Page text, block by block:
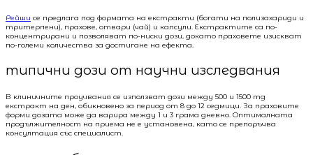
Рейши се предлага под формата на екстракти (богати на полизахариди и
тритерпени), прахове, отвари (чай) и капсули. Екстрактите са по-
концентрирани и позволяват по-ниски дози, докато праховете изискват
по-големи количества за достигане на ефекта.
типични дози от научни изследвания
В клиничните проучвания се използват дози между 500 и 1500 mg
екстракт на ден, обикновено за период от 8 до 12 седмици. За праховите
форми дозата може да варира между 1 и 3 грама дневно. Оптималната
продължителност на приема не е установена, като се препоръчва
консултация със специалист.